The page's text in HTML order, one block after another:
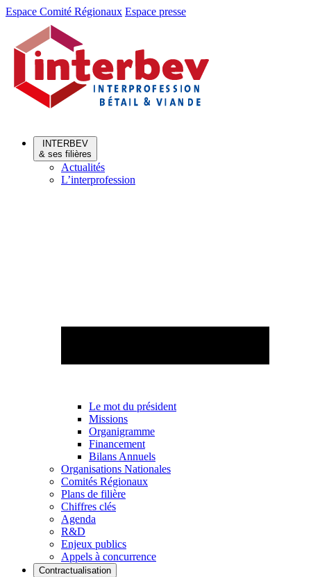
Aller
Aller
contenu
Espace Comité Régionaux Espace presse
INTERBEV
& ses filières
Actualités
L’interprofession
Le mot du président
Missions
Organigramme
Financement
Bilans Annuels
Organisations Nationales
Comités Régionaux
Plans de filière
Chiffres clés
Agenda
R&D
Enjeux publics
Appels à concurrence
Contractualisation